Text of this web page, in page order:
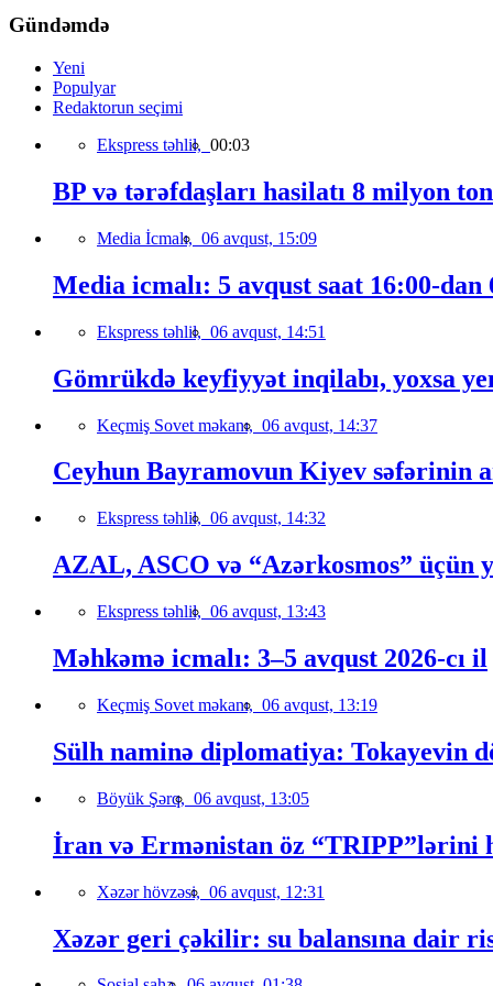
Gündəmdə
Yeni
Populyar
Redaktorun seçimi
Ekspress təhlil, 00:03
BP və tərəfdaşları hasilatı 8 milyon
Media İcmalı, 06 avqust, 15:09
Media icmalı: 5 avqust saat 16:00-dan
Ekspress təhlil, 06 avqust, 14:51
Gömrükdə keyfiyyət inqilabı, yoxsa
Keçmiş Sovet məkanı, 06 avqust, 14:37
Ceyhun Bayramovun Kiyev səfərinin
Ekspress təhlil, 06 avqust, 14:32
AZAL, ASCO və “Azərkosmos”
Ekspress təhlil, 06 avqust, 13:43
Məhkəmə icmalı: 3–5 avqust 2026-cı il
Keçmiş Sovet məkanı, 06 avqust, 13:19
Sülh naminə diplomatiya: Tokayevin
Böyük Şərq, 06 avqust, 13:05
İran və Ermənistan öz “TRIPP”lərini
Xəzər hövzəsi, 06 avqust, 12:31
Xəzər geri çəkilir: su balansına dair